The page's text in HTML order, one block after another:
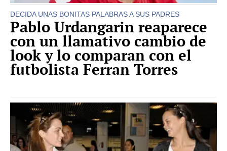
DECIDA UNAS BONITAS PALABRAS A SUS PADRES
Pablo Urdangarin reaparece
con un llamativo cambio de
look y lo comparan con el
futbolista Ferran Torres